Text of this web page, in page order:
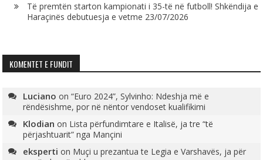
Të premtën starton kampionati i 35-të në futboll! Shkëndija e
Haraçinës debutuesja e vetme 23/07/2026
KOMENTET E FUNDIT
Luciano on“Euro 2024”, Sylvinho: Ndeshja më e
rëndësishme, por në nëntor vendoset kualifikimi
Klodian on Lista përfundimtare e Italisë, ja tre “të
përjashtuarit” nga Mançini
eksperti on Muçi u prezantua te Legia e Varshavës, ja për